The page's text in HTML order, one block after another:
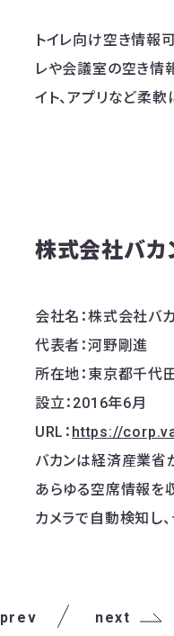
トイレ向け空き情報
レや会議室の空き情
イト、アプリなど柔
株式会社バカ
会社名：株式会社バ
代表者：河野剛進
所在地：東京都千
設立：2016年6月
URL： https://
バカンは経済産業省
あらゆる空席情報を
カメラで自動検知し
prev next